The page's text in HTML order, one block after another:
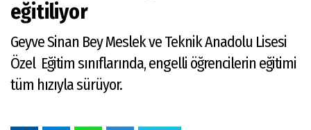
eğitiliyor
Geyve Sinan Bey Meslek ve Teknik Anadolu Lisesi
Özel Eğitim sınıflarında, engelli öğrencilerin eğitimi
tüm hızıyla sürüyor.